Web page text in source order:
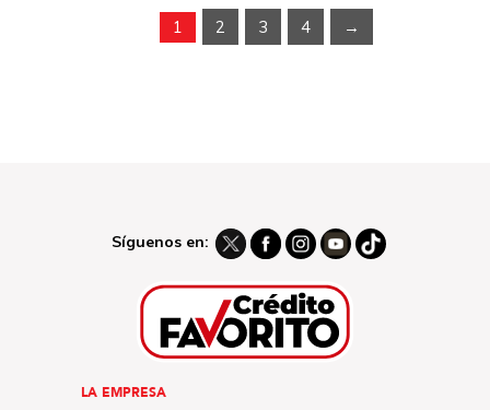
1 2 3 4 →
Síguenos en:
LA EMPRESA